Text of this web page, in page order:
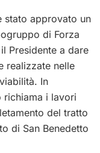
stato approvato un
di Forza
Presidente a dare
realizzate nelle
In
richiama i lavori
del tratto
di San Benedetto